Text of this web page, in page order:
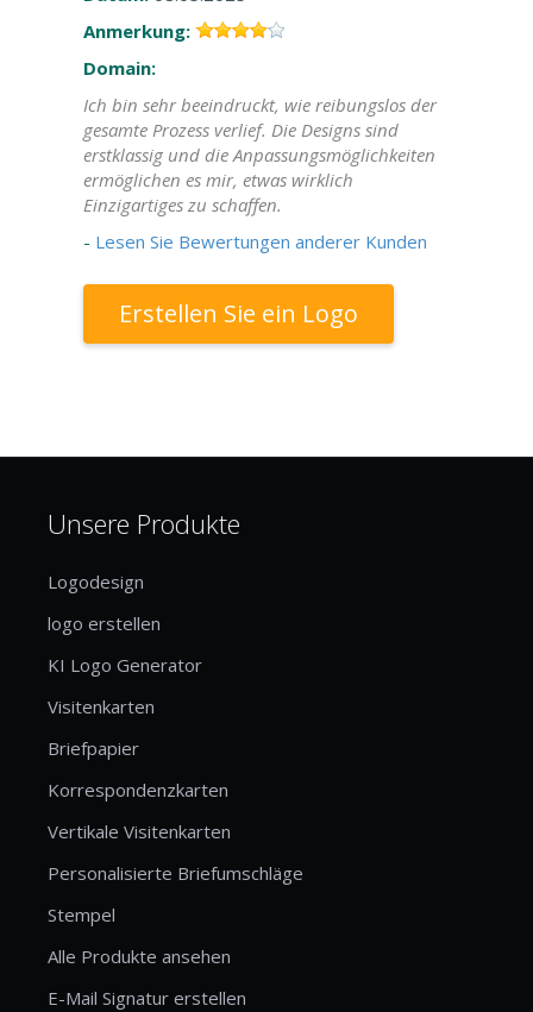
Anmerkung:
Domain:
Ich bin sehr beeindruckt, wie reibungslos der
gesamte Prozess verlief. Die Designs sind
erstklassig und die Anpassungsmöglichkeiten
ermöglichen es mir, etwas wirklich
Einzigartiges zu schaffen.
- Lesen Sie Bewertungen anderer Kunden
Erstellen Sie ein Logo
Unsere Produkte
Logodesign
logo erstellen
KI Logo Generator
Visitenkarten
Briefpapier
Korrespondenzkarten
Vertikale Visitenkarten
Personalisierte Briefumschläge
Stempel
Alle Produkte ansehen
E-Mail Signatur erstellen